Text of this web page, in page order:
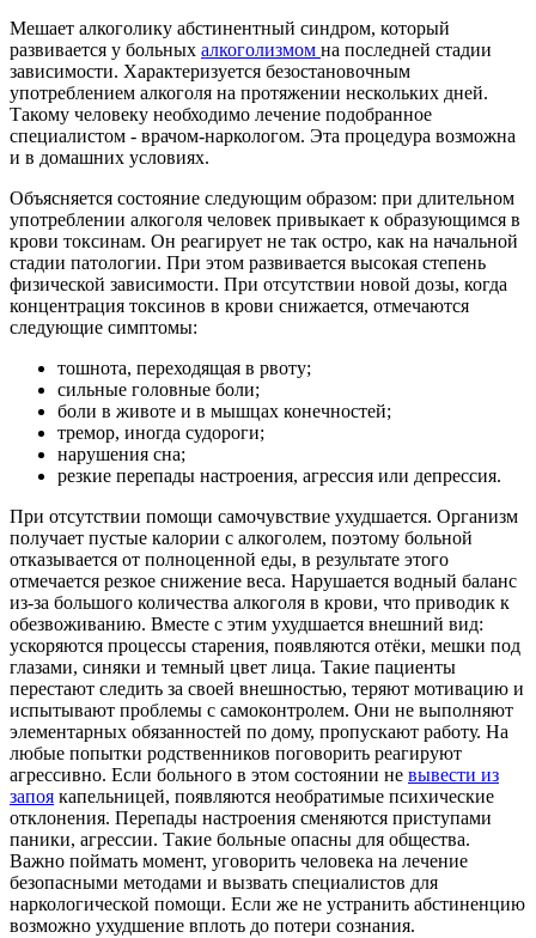
Мешает алкоголику абстинентный синдром, который
развивается у больных алкоголизмом на последней стадии
зависимости. Характеризуется безостановочным
употреблением алкоголя на протяжении нескольких дней.
Такому человеку необходимо лечение подобранное
специалистом - врачом-наркологом. Эта процедура возможна
и в домашних условиях.
Объясняется состояние следующим образом: при длительном
употреблении алкоголя человек привыкает к образующимся в
крови токсинам. Он реагирует не так остро, как на начальной
стадии патологии. При этом развивается высокая степень
физической зависимости. При отсутствии новой дозы, когда
концентрация токсинов в крови снижается, отмечаются
следующие симптомы:
тошнота, переходящая в рвоту;
сильные головные боли;
боли в животе и в мышцах конечностей;
тремор, иногда судороги;
нарушения сна;
резкие перепады настроения, агрессия или депрессия.
При отсутствии помощи самочувствие ухудшается. Организм
получает пустые калории с алкоголем, поэтому больной
отказывается от полноценной еды, в результате этого
отмечается резкое снижение веса. Нарушается водный баланс
из-за большого количества алкоголя в крови, что приводик к
обезвоживанию. Вместе с этим ухудшается внешний вид:
ускоряются процессы старения, появляются отёки, мешки под
глазами, синяки и темный цвет лица. Такие пациенты
перестают следить за своей внешностью, теряют мотивацию и
испытывают проблемы с самоконтролем. Они не выполняют
элементарных обязанностей по дому, пропускают работу. На
любые попытки родственников поговорить реагируют
агрессивно. Если больного в этом состоянии не вывести из
запоя капельницей, появляются необратимые психические
отклонения. Перепады настроения сменяются приступами
паники, агрессии. Такие больные опасны для общества.
Важно поймать момент, уговорить человека на лечение
безопасными методами и вызвать специалистов для
наркологической помощи. Если же не устранить абстиненцию
возможно ухудшение вплоть до потери сознания.